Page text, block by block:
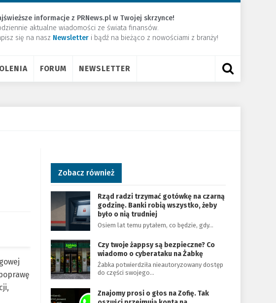
informacje z PRNews.pl w Twojej skrzynce!
aktualne wiadomości ze świata finansów.
się na nasz Newsletter ​i bądź na bieżąco z nowościami z branży!
FORUM NEWSLETTER
Zobacz również
Rząd radzi trzymać gotówkę na czarną
godzinę. Banki robią wszystko, żeby
było o nią trudniej
Osiem lat temu pytałem, co będzie, gdy…
Czy twoje żappsy są bezpieczne? Co
wiadomo o cyberataku na Żabkę
Żabka potwierdziła nieautoryzowany dostęp
do części swojego…
Znajomy prosi o głos na Zofię. Tak